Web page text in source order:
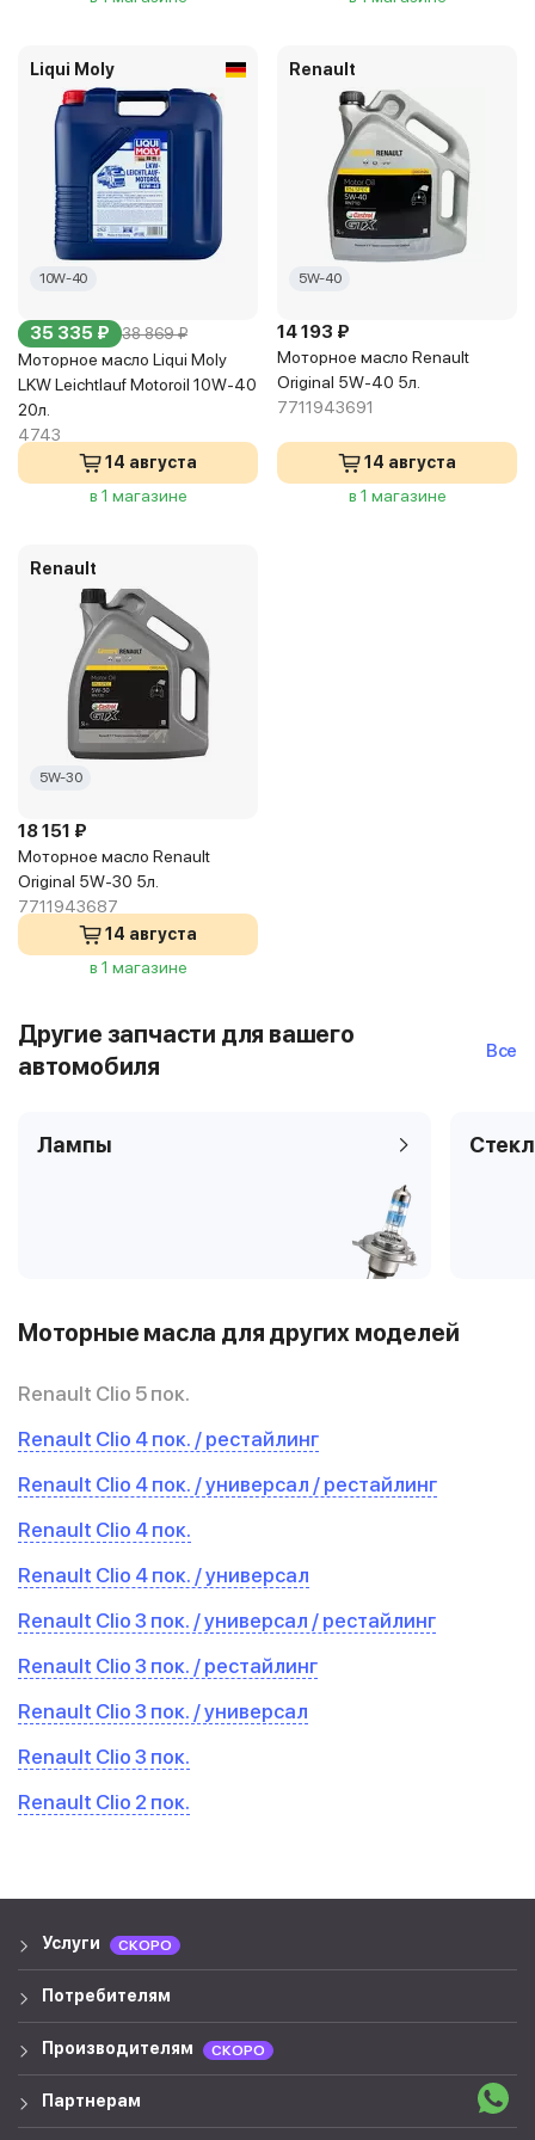
Liqui Moly
10W-40
35 335 ₽ 38 869 ₽
Моторное масло Liqui Moly
LKW Leichtlauf Motoroil 10W-40
20л.
4743
14 августа
в 1 магазине
Renault
5W-40
14 193 ₽
Моторное масло Renault
Original 5W-40 5л.
7711943691
14 августа
в 1 магазине
Renault
5W-30
18 151 ₽
Моторное масло Renault
Original 5W-30 5л.
7711943687
14 августа
в 1 магазине
Другие запчасти для вашего
автомобиля
Все
Лампы
Моторные масла для других моделей
Renault Clio 5 пок.
Renault Clio 4 пок. / рестайлинг
Renault Clio 4 пок. / универсал / рестайлинг
Renault Clio 4 пок.
Renault Clio 4 пок. / универсал
Renault Clio 3 пок. / универсал / рестайлинг
Renault Clio 3 пок. / рестайлинг
Renault Clio 3 пок. / универсал
Renault Clio 3 пок.
Renault Clio 2 пок.
Услуги СКОРО
Потребителям
Производителям СКОРО
Партнерам